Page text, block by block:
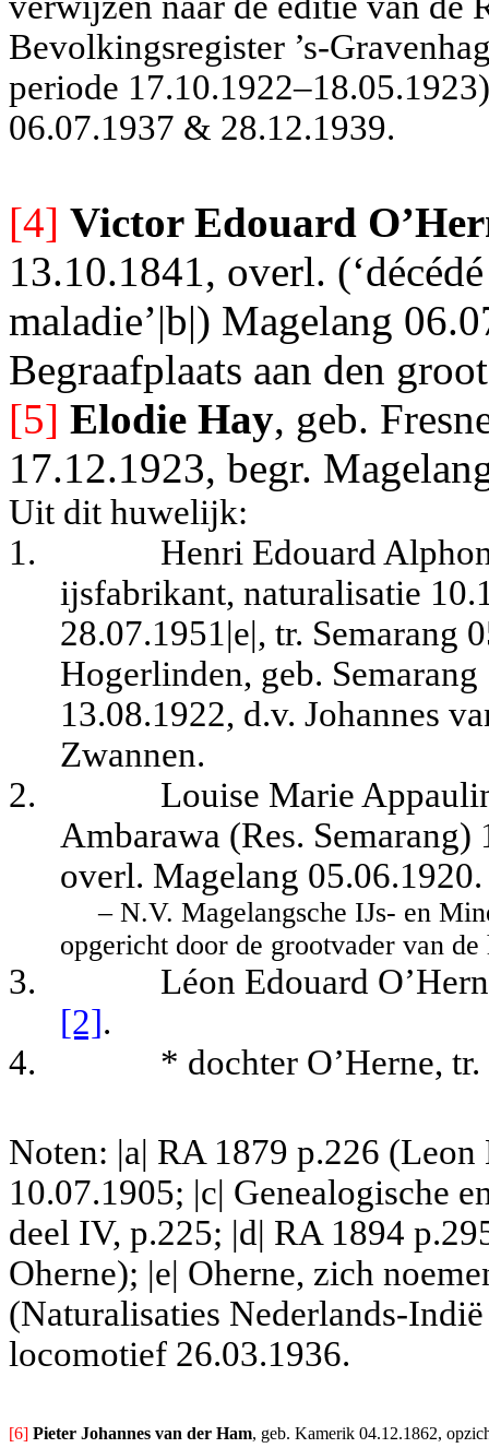
Bevolkingsregister ’s-
periode 17.10.1922–18.05.1923
06.07.1937 & 28.12.1939.
[4] Victor Edouard
13.10.1841, overl.
maladie’|b|) Magelang
Begraafplaats aan den
[5] Elodie Hay, geb.
17.12.1923, begr.
Uit dit huwelijk:
1.
Henri Edouard
ijsfabrikant, naturalisatie
28.07.1951|e|, tr. Semarang
Hogerlinden, geb.
13.08.1922, d.v. Johannes
Zwannen.
2.
Louise Marie
Ambarawa (Res. Semarang)
overl. Magelang 05.06.1920.
– N.V. Magelangsche IJs- en
opgericht door de grootvader van
3.
Léon Edouard
[2].
4.
* dochter O’Herne,
Noten: |a| RA 1879 p.226
10.07.1905; |c| Genealogische
deel IV, p.225; |d| RA 1894
Oherne); |e| Oherne, zich
(Naturalisaties Nederlands-
locomotief 26.03.1936.
[6] Pieter Johannes van der Ham, geb. Kamerik 04.12.1862,